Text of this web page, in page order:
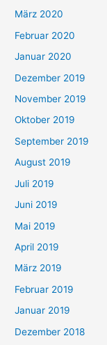
März 2020
Februar 2020
Januar 2020
Dezember 2019
November 2019
Oktober 2019
September 2019
August 2019
Juli 2019
Juni 2019
Mai 2019
April 2019
März 2019
Februar 2019
Januar 2019
Dezember 2018